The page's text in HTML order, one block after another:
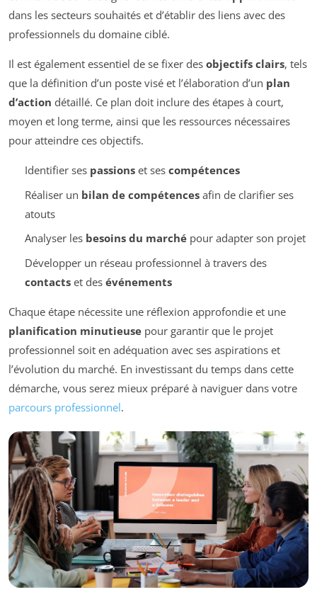
dans les secteurs souhaités et d’établir des liens avec des
professionnels du domaine ciblé.
Il est également essentiel de se fixer des objectifs clairs, tels
que la définition d’un poste visé et l’élaboration d’un plan
d’action détaillé. Ce plan doit inclure des étapes à court,
moyen et long terme, ainsi que les ressources nécessaires
pour atteindre ces objectifs.
Identifier ses passionset ses compétences
Réaliser un bilan de compétencesafin de clarifier ses
atouts
Analyser les besoins du marchépour adapter son projet
Développer un réseau professionnel à travers des
contactset des événements
Chaque étape nécessite une réflexion approfondie et une
planification minutieuse pour garantir que le projet
professionnel soit en adéquation avec ses aspirations et
l’évolution du marché. En investissant du temps dans cette
démarche, vous serez mieux préparé à naviguer dans votre
parcours professionnel.